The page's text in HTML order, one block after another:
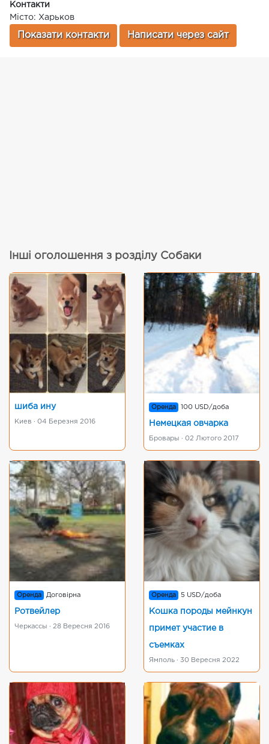
Контакти
Місто: Харьков
Показати контакти Написати через сайт
Інші оголошення з розділу Собаки
шиба ину
Киев · 04 Березня 2016
Оренда 100 USD/доба
Немецкая овчарка
Бровары · 02 Лютого 2017
Оренда Договірна
Ротвейлер
Черкассы · 28 Вересня 2016
Оренда 5 USD/доба
Кошка породы мейнкун
примет участие в
съемках
Ямполь · 30 Вересня 2022